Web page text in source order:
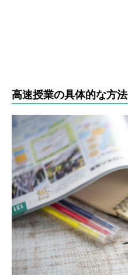
高速授業の具体的な方法